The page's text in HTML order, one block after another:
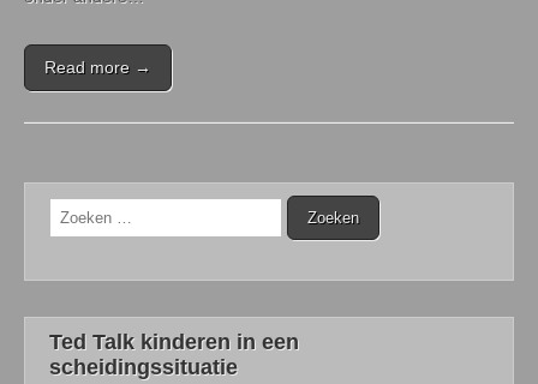
Read more →
Ted Talk kinderen in een
scheidingssituatie